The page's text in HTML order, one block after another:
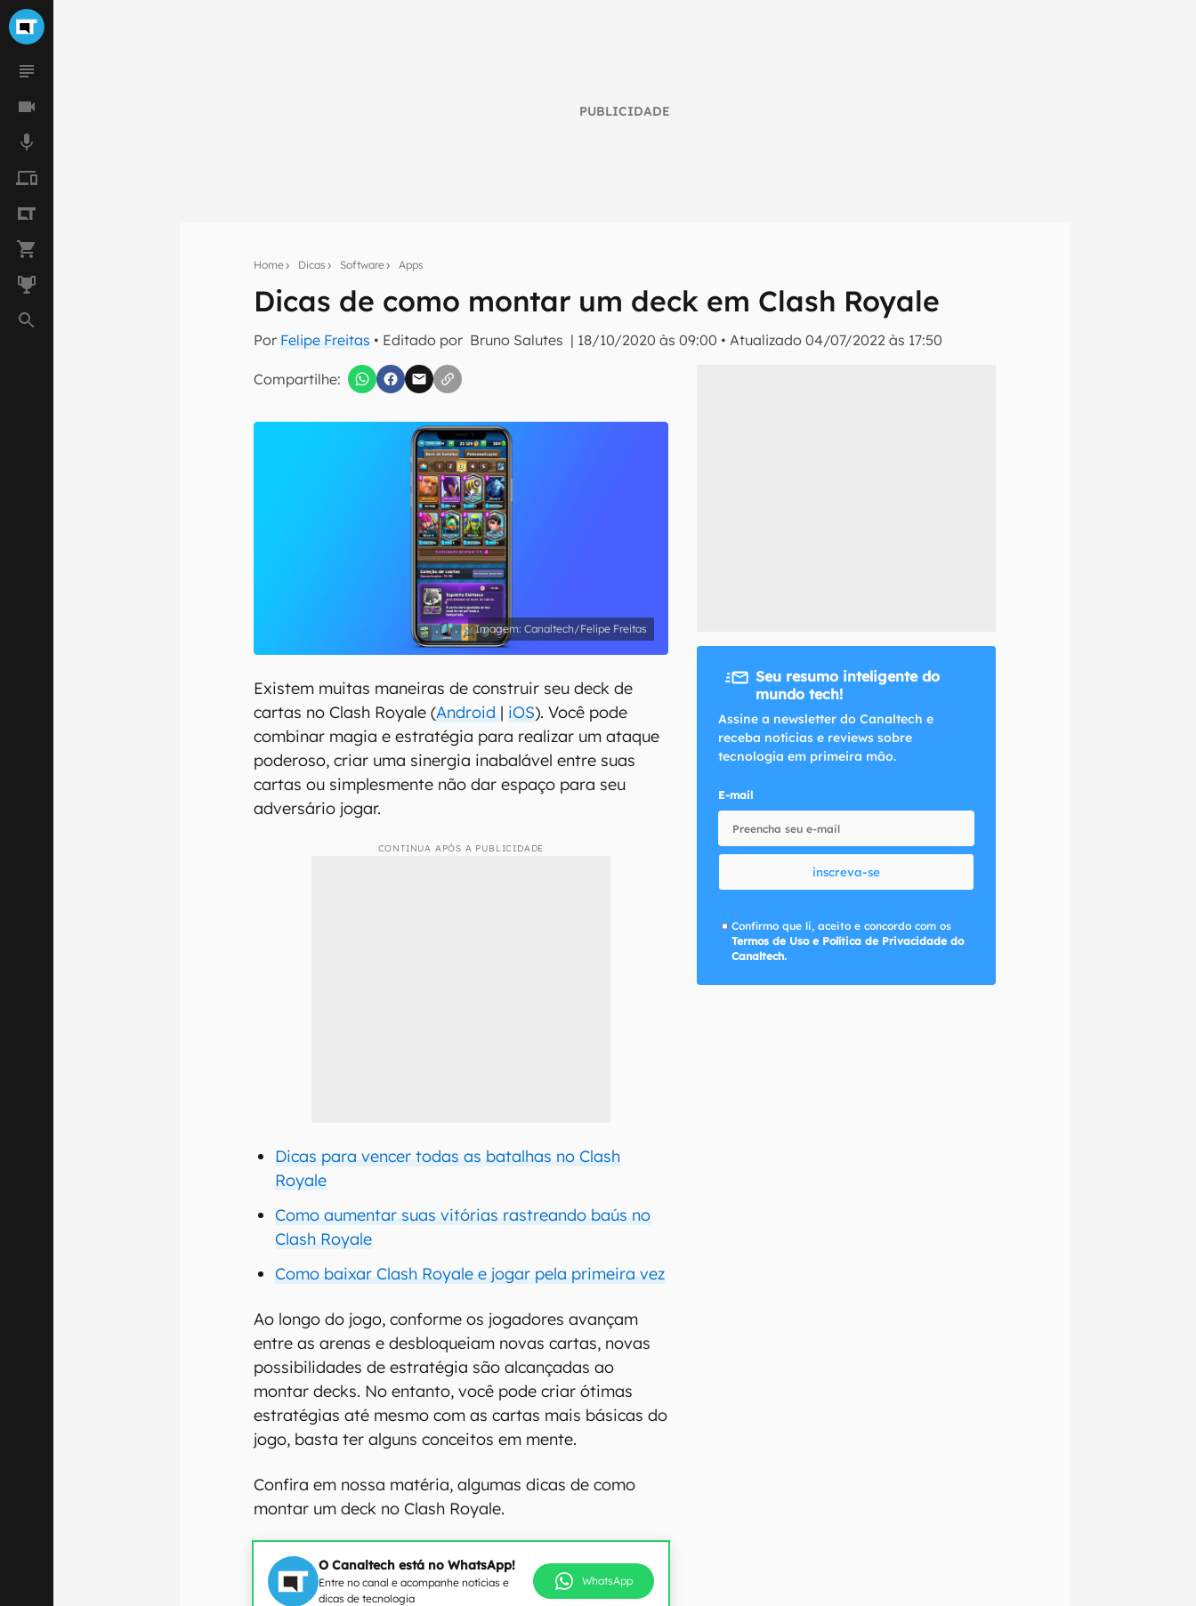
PUBLICIDADE
Home Dicas Software Apps
Dicas de como montar um deck em Clash Royale
Por Felipe Freitas • Editado por Bruno Salutes | 18/10/2020 às 09:00 •Atualizado04/07/2022 às 17:50
Compartilhe:
Assine a newsletter do Canaltech e receba notícias e reviews sobre tecnologia em primeira
Confirmo que li, aceito e concordo com os
Canaltech/Felipe Freitas
Existem muitas maneiras de construir seu deck de
cartas no Clash Royale (Android | iOS). Você pode
combinar magia e estratégia para realizar um ataque
poderoso, criar uma sinergia inabalável entre suas
cartas ou simplesmente não dar espaço para seu
adversário jogar.
CONTINUA APÓS A PUBLICIDADE
Dicas para vencer todas as batalhas no Clash
Royale
Como aumentar suas vitórias rastreando baús no
Clash Royale
Como baixar Clash Royale e jogar pela primeira vez
Ao longo do jogo, conforme os jogadores avançam
entre as arenas e desbloqueiam novas cartas, novas
possibilidades de estratégia são alcançadas ao
montar decks. No entanto, você pode criar ótimas
estratégias até mesmo com as cartas mais básicas do
jogo, basta ter alguns conceitos em mente.
Confira em nossa matéria, algumas dicas de como
montar um deck no Clash Royale.
O Canaltech está no WhatsApp!
Entre no canal e acompanhe notícias e
dicas de tecnologia
WhatsApp
Seu resumo inteligente do
mundo tech!
Assine a newsletter do Canaltech e
receba notícias e reviews sobre
tecnologia em primeira mão.
E-mail
inscreva-se
Confirmo que li, aceito e concordo com os
Termos de Uso e Política de Privacidade do
Canaltech.